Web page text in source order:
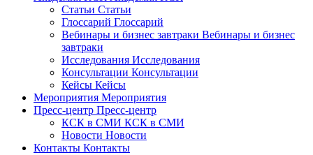
Статьи Статьи
Глоссарий Глоссарий
Вебинары и бизнес завтраки Вебинары и бизнес
завтраки
Исследования Исследования
Консультации Консультации
Кейсы Кейсы
Мероприятия Мероприятия
Пресс-центр Пресс-центр
КСК в СМИ КСК в СМИ
Новости Новости
Контакты Контакты